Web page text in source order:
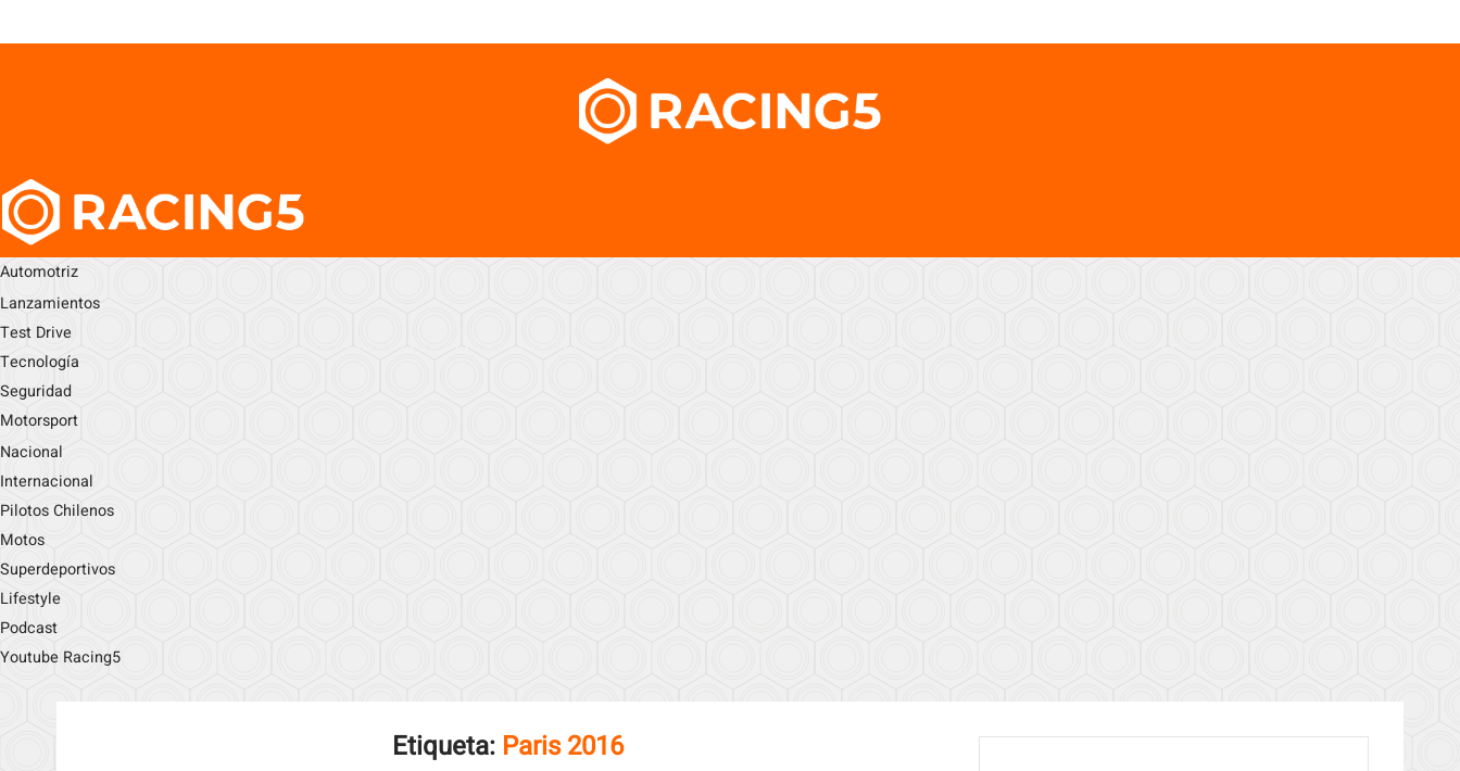
Automotriz
Lanzamientos
Test Drive
Tecnología
Seguridad
Motorsport
Nacional
Internacional
Pilotos Chilenos
Motos
Superdeportivos
Lifestyle
Podcast
Youtube Racing5
Etiqueta: Paris 2016